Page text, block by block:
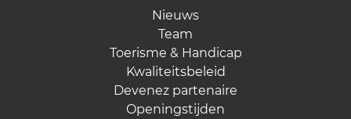
Nieuws
Team
Toerisme & Handicap
Kwaliteitsbeleid
Devenez partenaire
Openingstijden